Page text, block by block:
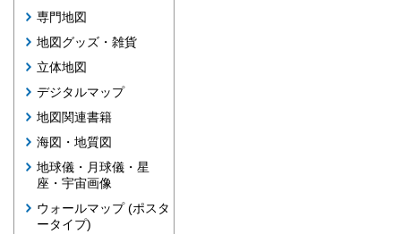
専門地図
地図グッズ・雑貨
立体地図
デジタルマップ
地図関連書籍
海図・地質図
地球儀・月球儀・星
座・宇宙画像
ウォールマップ (ポスタ
ータイプ)